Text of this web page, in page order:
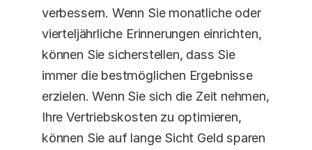
verbessern. Wenn Sie monatliche oder
vierteljährliche Erinnerungen einrichten,
können Sie sicherstellen, dass Sie
immer die bestmöglichen Ergebnisse
erzielen. Wenn Sie sich die Zeit nehmen,
Ihre Vertriebskosten zu optimieren,
können Sie auf lange Sicht Geld sparen